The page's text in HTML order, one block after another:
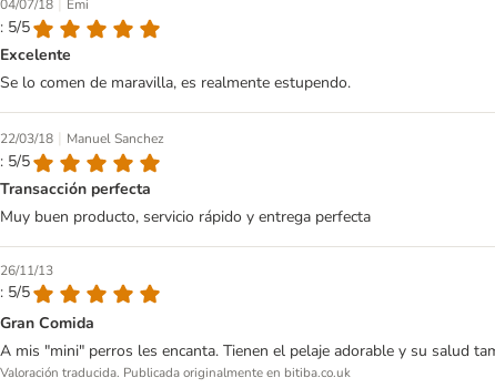
04/07/18 Emi
: 5/5
Excelente
Se lo comen de maravilla, es realmente estupendo.
22/03/18 | Manuel Sanchez
: 5/5
Transacción perfecta
Muy buen producto, servicio rápido y entrega perfecta
26/11/13
: 5/5
Gran Comida
A mis "mini" perros les encanta. Tienen el pelaje adorable y su salud
Valoración traducida. Publicada originalmente en bitiba.co.uk